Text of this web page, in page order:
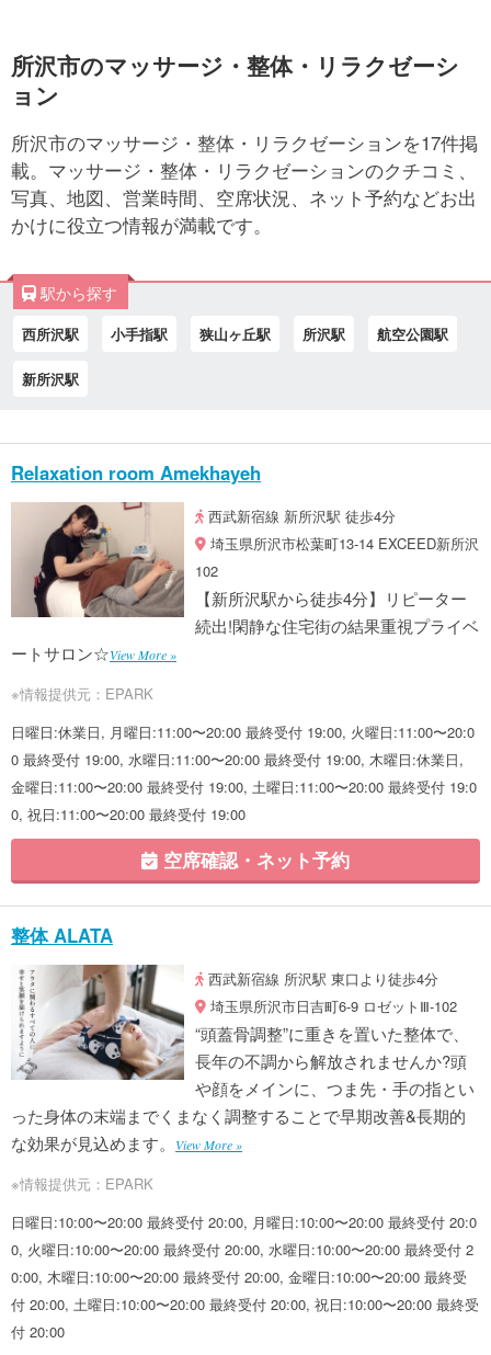
所沢市のマッサージ・整体・リラクゼーシ
ョン
所沢市のマッサージ・整体・リラクゼーションを17件掲
載。マッサージ・整体・リラクゼーションのクチコミ、
写真、地図、営業時間、空席状況、ネット予約などお出
かけに役立つ情報が満載です。
駅から探す
西所沢駅 小手指駅 狭山ヶ丘駅 所沢駅 航空公園駅
新所沢駅
Relaxation room Amekhayeh
西武新宿線 新所沢駅 徒歩4分
埼玉県所沢市松葉町13-14 EXCEED新所沢
102
【新所沢駅から徒歩4分】リピーター
続出!閑静な住宅街の結果重視プライベ
ートサロン☆View More »
※情報提供元：EPARK
日曜日:休業日, 月曜日:11:00〜20:00 最終受付 19:00, 火曜日:11:00〜20:0
0 最終受付 19:00, 水曜日:11:00〜20:00 最終受付 19:00, 木曜日:休業日,
金曜日:11:00〜20:00 最終受付 19:00, 土曜日:11:00〜20:00 最終受付 19:0
0, 祝日:11:00〜20:00 最終受付 19:00
空席確認・ネット予約
整体 ALATA
西武新宿線 所沢駅 東口より徒歩4分
埼玉県所沢市日吉町6-9 ロゼットⅢ-102
“頭蓋骨調整”に重きを置いた整体で、
長年の不調から解放されませんか?頭
や顔をメインに、つま先・手の指とい
った身体の末端までくまなく調整することで早期改善&長期的
な効果が見込めます。
View More »
※情報提供元：EPARK
日曜日:10:00〜20:00 最終受付 20:00, 月曜日:10:00〜20:00 最終受付 20:0
0, 火曜日:10:00〜20:00 最終受付 20:00, 水曜日:10:00〜20:00 最終受付 2
0:00, 木曜日:10:00〜20:00 最終受付 20:00, 金曜日:10:00〜20:00 最終受
付 20:00, 土曜日:10:00〜20:00 最終受付 20:00, 祝日:10:00〜20:00 最終受
付 20:00